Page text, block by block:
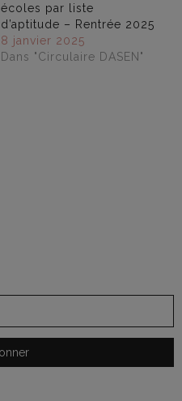
écoles par liste
d’aptitude – Rentrée 2025
8 janvier 2025
Dans "Circulaire DASEN"